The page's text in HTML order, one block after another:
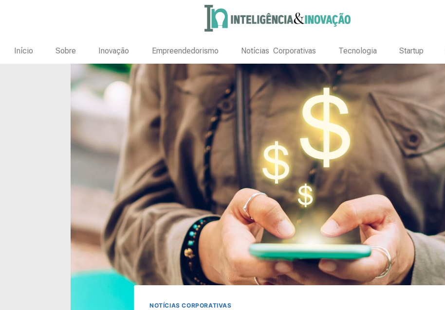
Início Sobre Inovação Empreendedorismo Notícias Corporativas Tecnologia Startup
NOTÍCIAS CORPORATIVAS